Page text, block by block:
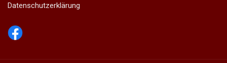
Datenschutzerklärung